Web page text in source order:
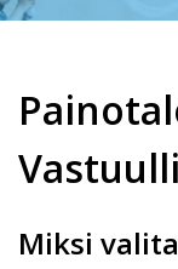
Miksi